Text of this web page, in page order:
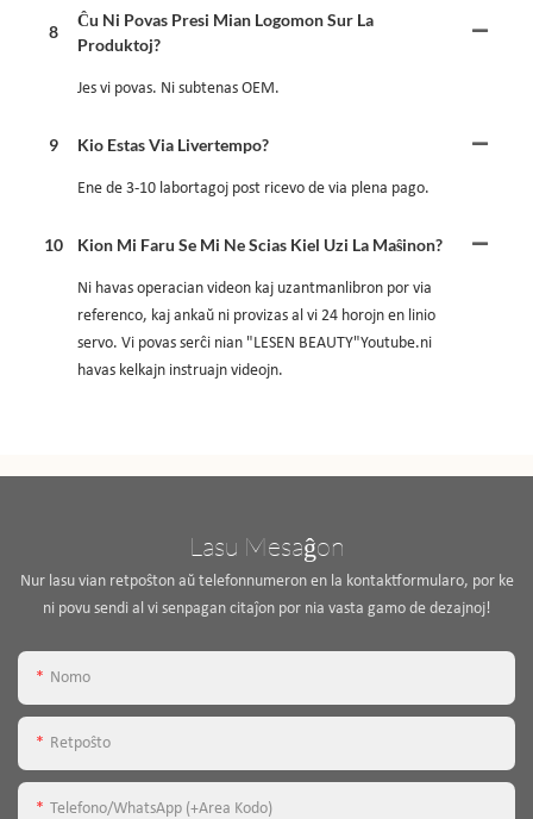
8
Ĉu Ni Povas Presi Mian Logomon Sur La
Produktoj?
Jes vi povas. Ni subtenas OEM.
9 Kio Estas Via Livertempo?
Ene de 3-10 labortagoj post ricevo de via plena pago.
10 Kion Mi Faru Se Mi Ne Scias Kiel Uzi La Maŝinon?
Ni havas operacian videon kaj uzantmanlibron por via
referenco, kaj ankaŭ ni provizas al vi 24 horojn en linio
servo. Vi povas serĉi nian "LESEN BEAUTY"Youtube.ni
havas kelkajn instruajn videojn.
Lasu Mesaĝon
Nur lasu vian retpoŝton aŭ telefonnumeron en la kontaktformularo, por ke
ni povu sendi al vi senpagan citaĵon por nia vasta gamo de dezajnoj!
Nomo
Retpoŝto
Telefono/WhatsApp (+Area Kodo)